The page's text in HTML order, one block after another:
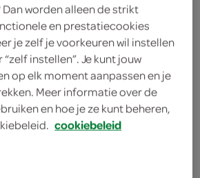
met rozijnen en hazelnoten in
als klassiek zoet momentje na
Dan worden alleen de strikt
en prestatiecookies
je zelf je voorkeuren wil instellen
instellen”. Je kunt jouw
op elk moment aanpassen en je
Meer informatie over de
en hoe je ze kunt beheren,
cookiebeleid